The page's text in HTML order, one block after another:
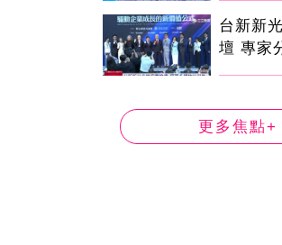
台新新
壇 專家
更多焦點+